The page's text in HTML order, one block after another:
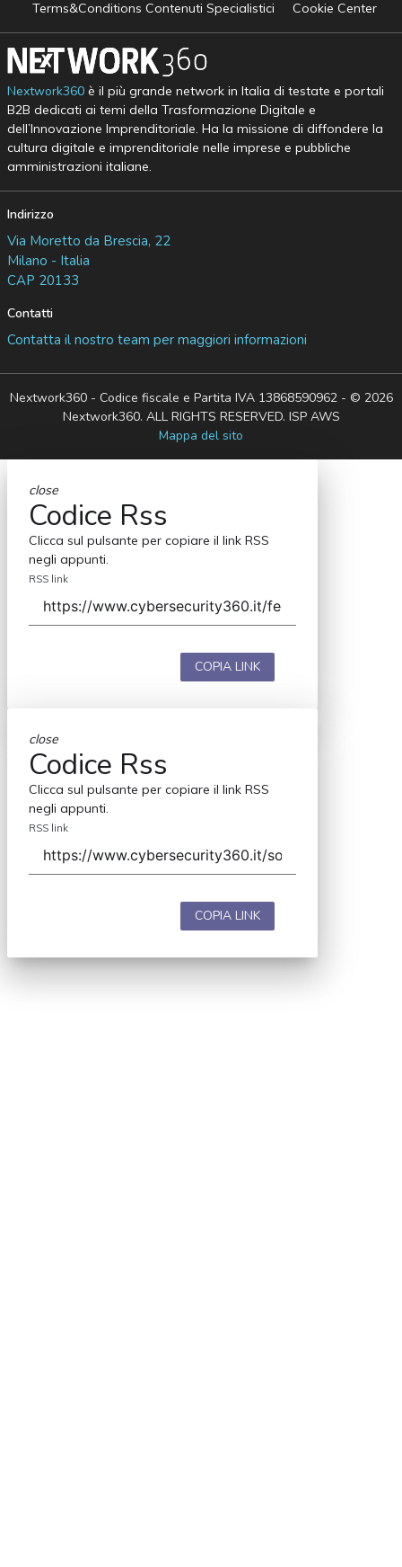
Terms&Conditions Contenuti Specialistici Cookie Center
Nextwork360è il più grande network in Italia di testate e portali
B2B dedicati ai temi della Trasformazione Digitale e
dell’Innovazione Imprenditoriale. Ha la missione di diffondere la
cultura digitale e imprenditoriale nelle imprese e pubbliche
amministrazioni italiane.
Indirizzo
Via Moretto da Brescia, 22
Milano - Italia
CAP 20133
Contatti
Contatta il nostro team per maggiori informazioni
Nextwork360 - Codice fiscale e Partita IVA 13868590962 - © 2026
Nextwork360. ALL RIGHTS RESERVED. ISP AWS
Mappa del sito
close
Codice Rss
Clicca sul pulsante per copiare il link RSS
negli appunti.
RSS link
COPIA LINK
close
Codice Rss
Clicca sul pulsante per copiare il link RSS
negli appunti.
RSS link
COPIA LINK